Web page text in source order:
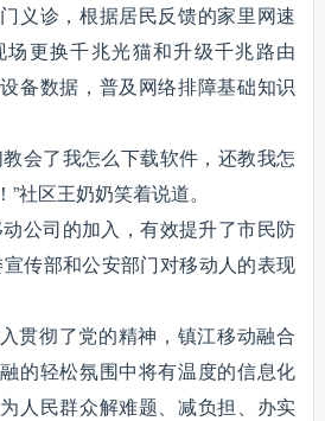
义诊，根据居民反馈的家里网速
更换千兆光猫和升级千兆路由
备数据，普及网络排障基础知识
会了我怎么下载软件，还教我怎
”社区王奶奶笑着说道。
公司的加入，有效提升了市民防
传部和公安部门对移动人的表现
贯彻了党的精神，镇江移动融合
的轻松氛围中将有温度的信息化
人民群众解难题、减负担、办实